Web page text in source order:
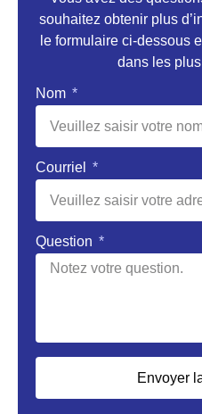
souhaitez obtenir plus
le formulaire ci-dessous
dans les
Nom
Courriel
Question
Envoyer